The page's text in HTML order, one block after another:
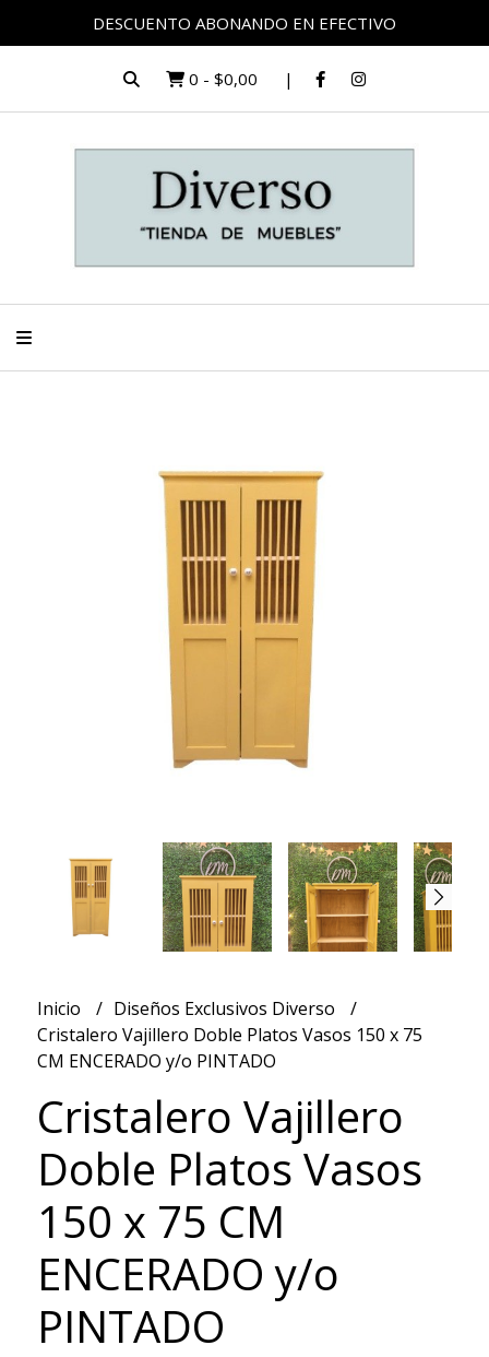
DESCUENTO ABONANDO EN EFECTIVO
0 - $0,00
Inicio
Diseños Exclusivos Diverso
Cristalero Vajillero Doble Platos Vasos 150 x 75
CM ENCERADO y/o PINTADO
Cristalero Vajillero
Doble Platos Vasos
150 x 75 CM
ENCERADO y/o
PINTADO